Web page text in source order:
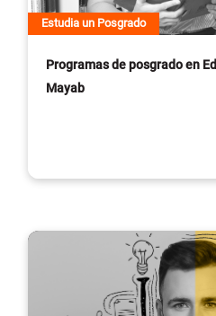
Estudia un Posgrado
Programas de posgrado en
Mayab